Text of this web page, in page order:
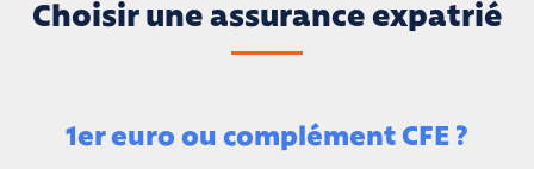
Choisir une assurance expatrié
1er euro ou complément CFE ?